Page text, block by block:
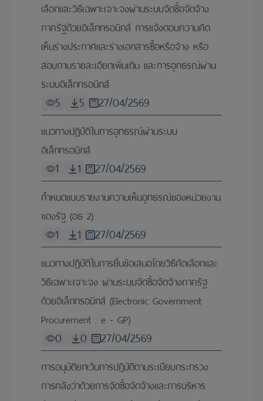
เลือกและวิธีเฉพาะเจาะจงผ่านระบบจัดซื้อจัดจ้าง
ภาครัฐด้วยอิเล็กทรอนิกส์ การแจ้งตอบความคิด
เห็นร่างประกาศและร่างเอกสารซื้อหรือจ้าง หรือ
สอบถามรายละเอียดเพิ่มเติม และการอุทธรณ์ผ่าน
ระบบอิเล็กทรอนิกส์
5 5 27/04/2569
แนวทางปฏิบัติในการอุทธรณ์ผ่านระบบ
อิเล็กทรอนิกส์
1 1 27/04/2569
กำหนดแบบรายงานความเห็นอุทธรณ์ของหน่วยงาน
ของรัฐ (อธ 2)
1 1 27/04/2569
แนวทางปฏิบัติในการยื่นข้อเสนอโดยวิธีคัดเลือกและ
วิธีเฉพาะเจาะจง ผ่านระบบจัดซื้อจัดจ้างภาครัฐ
ด้วยอิเล็กทรอนิกส์ (Electronic Government
Procurement : e - GP)
0 0 27/04/2569
การอนุมัติยกเว้นการปฏิบัติตามระเบียบกระทรวง
การคลังว่าด้วยการจัดซื้อจัดจ้างและการบริหาร